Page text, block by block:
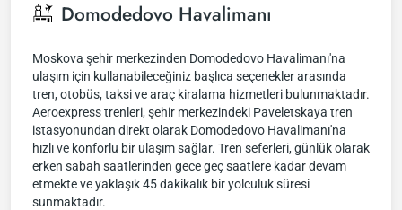
Domodedovo Havalimanı
Moskova şehir merkezinden Domodedovo Havalimanı'na
ulaşım için kullanabileceğiniz başlıca seçenekler arasında
tren, otobüs, taksi ve araç kiralama hizmetleri bulunmaktadır.
Aeroexpress trenleri, şehir merkezindeki Paveletskaya tren
istasyonundan direkt olarak Domodedovo Havalimanı'na
hızlı ve konforlu bir ulaşım sağlar. Tren seferleri, günlük olarak
erken sabah saatlerinden gece geç saatlere kadar devam
etmekte ve yaklaşık 45 dakikalık bir yolculuk süresi
sunmaktadır.